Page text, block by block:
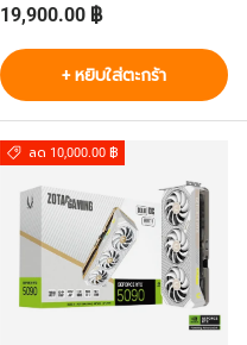
ราคาปกติ
19,900.00 ฿
+ หยิบใส่ตะกร้า
ลด 10,000.00 ฿